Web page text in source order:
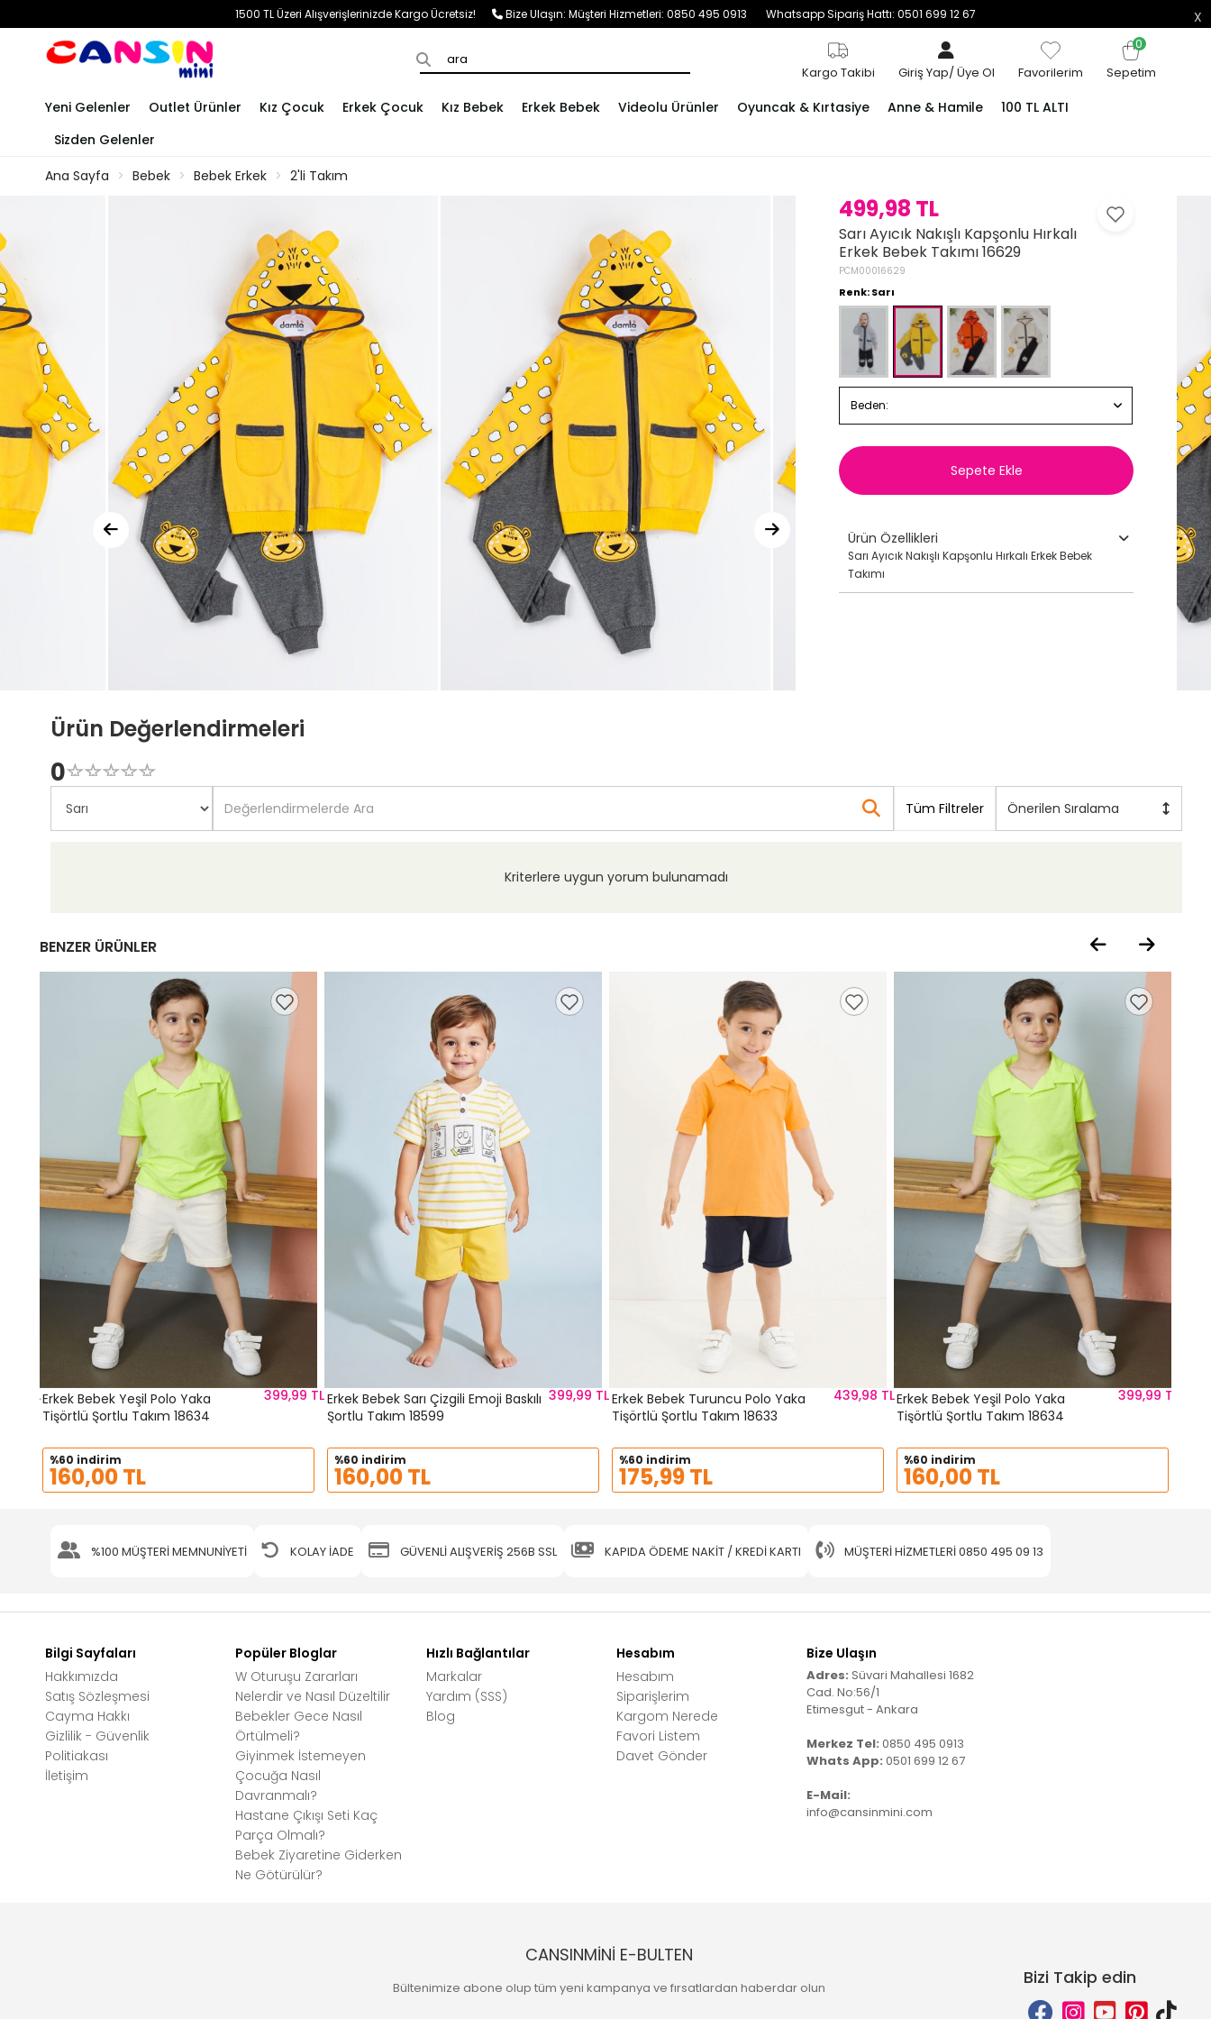
1500 TL Üzeri Alışverişlerinizde Kargo Ücretsiz! Bize Ulaşın: Müşteri Hizmetleri: 0850 495 0913 Whatsapp Sipariş Hattı: 0501 699 12 67
Kargo Takibi Giriş Yap/Üye Ol Favorilerim
0
Sepetim
Yeni Gelenler Outlet Ürünler Kız Çocuk Erkek Çocuk Kız Bebek Erkek Bebek Videolu Ürünler Oyuncak & Kırtasiye Anne & Hamile
100 TL ALTI
Sizden Gelenler
Ana Sayfa
Bebek Bebek Erkek 2'li Takım
499,98 TL
Sarı Ayıcık Nakışlı Kapşonlu Hırkalı
Erkek Bebek Takımı 16629
PCM00016629
Renk: Sarı
Beden:
Sepete Ekle
Ürün Özellikleri
Sarı Ayıcık Nakışlı Kapşonlu Hırkalı Erkek Bebek
Takımı
Ürün Değerlendirmeleri
0☆☆☆☆☆
★★★★★
Tüm Filtreler Önerilen Sıralama
Kriterlere uygun yorum bulunamadı
BENZER ÜRÜNLER
TLErkek Bebek Yeşil Polo Yaka
Tişörtlü Şortlu Takım 18634
399,99 TL
%60 indirim
160,00 TL
Erkek Bebek Sarı Çizgili Emoji Baskılı
Şortlu Takım 18599
399,99 TL
%60 indirim
160,00 TL
Erkek Bebek Turuncu Polo Yaka
Tişörtlü Şortlu Takım 18633
439,98 TL
%60 indirim
175,99 TL
Erkek Bebek Yeşil Polo Yaka
Tişörtlü Şortlu Takım 18634
399,99 TL
%60 indirim
160,00 TL
%100 MÜŞTERİ MEMNUNİYETİ KOLAY İADE GÜVENLİ ALIŞVERİŞ 256B SSL KAPIDA ÖDEME NAKİT / KREDİ KARTI MÜŞTERI HIZMETLERI0850 495 09 13
Bilgi Sayfaları
Hakkımızda
Satış Sözleşmesi
Cayma Hakkı
Gizlilik - Güvenlik
Politiakası
İletişim
Popüler Bloglar
W Oturuşu Zararları
Nelerdir ve Nasıl Düzeltilir
Bebekler Gece Nasıl
Örtülmeli?
Giyinmek İstemeyen
Çocuğa Nasıl
Davranmalı?
Hastane Çıkışı Seti Kaç
Parça Olmalı?
Bebek Ziyaretine Giderken
Ne Götürülür?
Hızlı Bağlantılar
Markalar
Yardım (SSS)
Blog
Hesabım
Hesabım
Siparişlerim
Kargom Nerede
Favori Listem
Davet Gönder
Bize Ulaşın
Adres: Süvari Mahallesi 1682
Cad. No:56/1
Etimesgut - Ankara
Merkez Tel: 0850 495 0913
Whats App: 0501 699 12 67
E-Mail:
info@cansinmini.com
CANSINMİNİ E-BULTEN
Bültenimize abone olup tüm yeni kampanya ve fırsatlardan haberdar olun Bizi Takip edin